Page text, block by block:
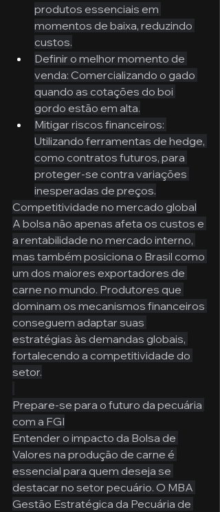
produtos essenciais em
momentos de baixa, reduzindo
custos.
Definir o melhor momento de
venda: Comercializando o gado
quando as cotações do boi
gordo estão em alta.
Mitigar riscos financeiros:
Utilizando ferramentas de hedge,
como contratos futuros, para
proteger-se contra variações
inesperadas de preços.
Competitividade no mercado global
A bolsa não apenas afeta os custos e
a rentabilidade no mercado interno,
mas também posiciona o Brasil como
um dos maiores exportadores de
carne no mundo. Produtores que
dominam os mecanismos financeiros
conseguem adaptar suas
estratégias às demandas globais,
fortalecendo a competitividade do
setor.
Prepare-se para o futuro da pecuária
com a FGI
Entender o impacto da Bolsa de
Valores na produção de carne é
essencial para quem deseja se
destacar no setor pecuário. O MBA
Gestão Estratégica da Pecuária de